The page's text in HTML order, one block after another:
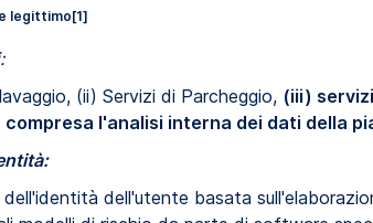
legittimo[1]
(ii) Servizi di Parcheggio, (iii)
compresa l'analisi interna dei dati della
dell'utente basata